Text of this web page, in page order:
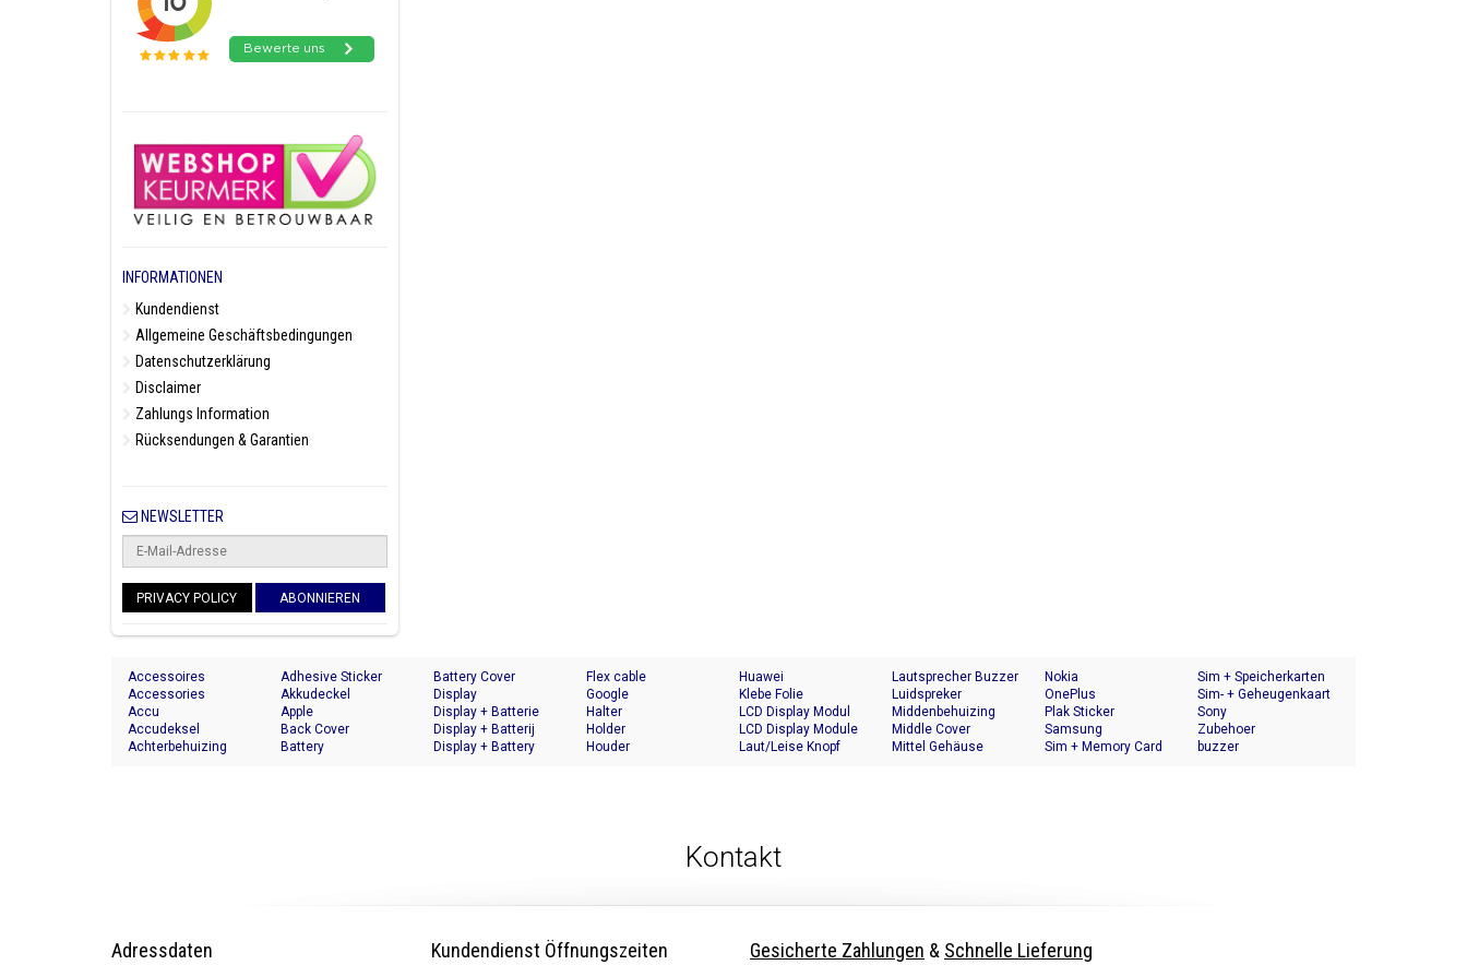
INFORMATIONEN
Kundendienst
Allgemeine Geschäftsbedingungen
Datenschutzerklärung
Disclaimer
Zahlungs Information
Rücksendungen & Garantien
NEWSLETTER
PRIVACY POLICY ABONNIEREN
Accessoires
Accessories
Accu
Accudeksel
Achterbehuizing
Adhesive Sticker
Akkudeckel
Apple
Back Cover
Battery
Battery Cover
Display
Display + Batterie
Display + Batterij
Display + Battery
Flex cable
Google
Halter
Holder
Houder
Huawei
Klebe Folie
LCD Display Modul
LCD Display Module
Laut/Leise Knopf
Lautsprecher Buzzer
Luidspreker
Middenbehuizing
Middle Cover
Mittel Gehäuse
Nokia
OnePlus
Plak Sticker
Samsung
Sim + Memory Card
Sim + Speicherkarten
Halter
Sim- + Geheugenkaart
Houder
Sony
Zubehoer
buzzer
Kontakt
Adressdaten Kundendienst Öffnungszeiten Gesicherte Zahlungen & Schnelle Lieferung